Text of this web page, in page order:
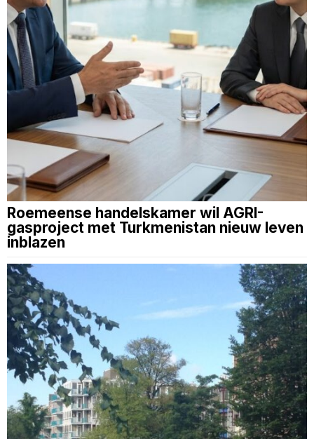
Roemeense handelskamer wil AGRI-
gasproject met Turkmenistan nieuw leven
inblazen